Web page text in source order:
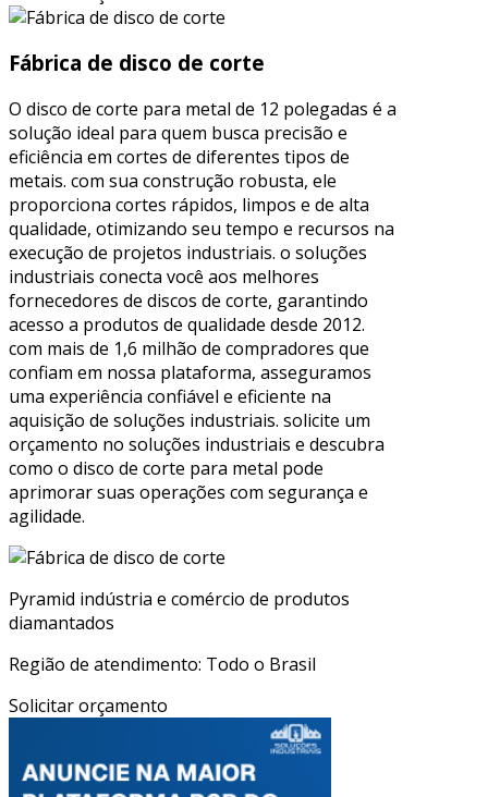
Fábrica de disco de corte
O disco de corte para metal de 12 polegadas é a
solução ideal para quem busca precisão e
eficiência em cortes de diferentes tipos de
metais. com sua construção robusta, ele
proporciona cortes rápidos, limpos e de alta
qualidade, otimizando seu tempo e recursos na
execução de projetos industriais. o soluções
industriais conecta você aos melhores
fornecedores de discos de corte, garantindo
acesso a produtos de qualidade desde 2012.
com mais de 1,6 milhão de compradores que
confiam em nossa plataforma, asseguramos
uma experiência confiável e eficiente na
aquisição de soluções industriais. solicite um
orçamento no soluções industriais e descubra
como o disco de corte para metal pode
aprimorar suas operações com segurança e
agilidade.
Pyramid indústria e comércio de produtos
diamantados
Região de atendimento: Todo o Brasil
Solicitar orçamento